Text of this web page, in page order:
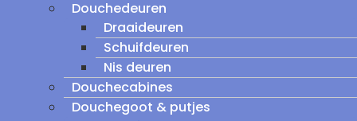
Douchedeuren
Draaideuren
Schuifdeuren
Nis deuren
Douchecabines
Douchegoot & putjes